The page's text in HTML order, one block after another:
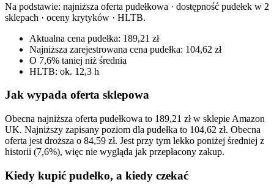
Na podstawie: najniższa oferta pudełkowa · dostępność pudełek w 2
sklepach · oceny krytyków · HLTB.
Aktualna cena pudełka: 189,21 zł
Najniższa zarejestrowana cena pudełka: 104,62 zł
O 7,6% taniej niż średnia
HLTB: ok. 12,3 h
Jak wypada oferta sklepowa
Obecna najniższa oferta pudełkowa to 189,21 zł w sklepie Amazon
UK. Najniższy zapisany poziom dla pudełka to 104,62 zł. Obecna
oferta jest droższa o 84,59 zł. Jest przy tym lekko poniżej średniej z
historii (7,6%), więc nie wygląda jak przepłacony zakup.
Kiedy kupić pudełko, a kiedy czekać